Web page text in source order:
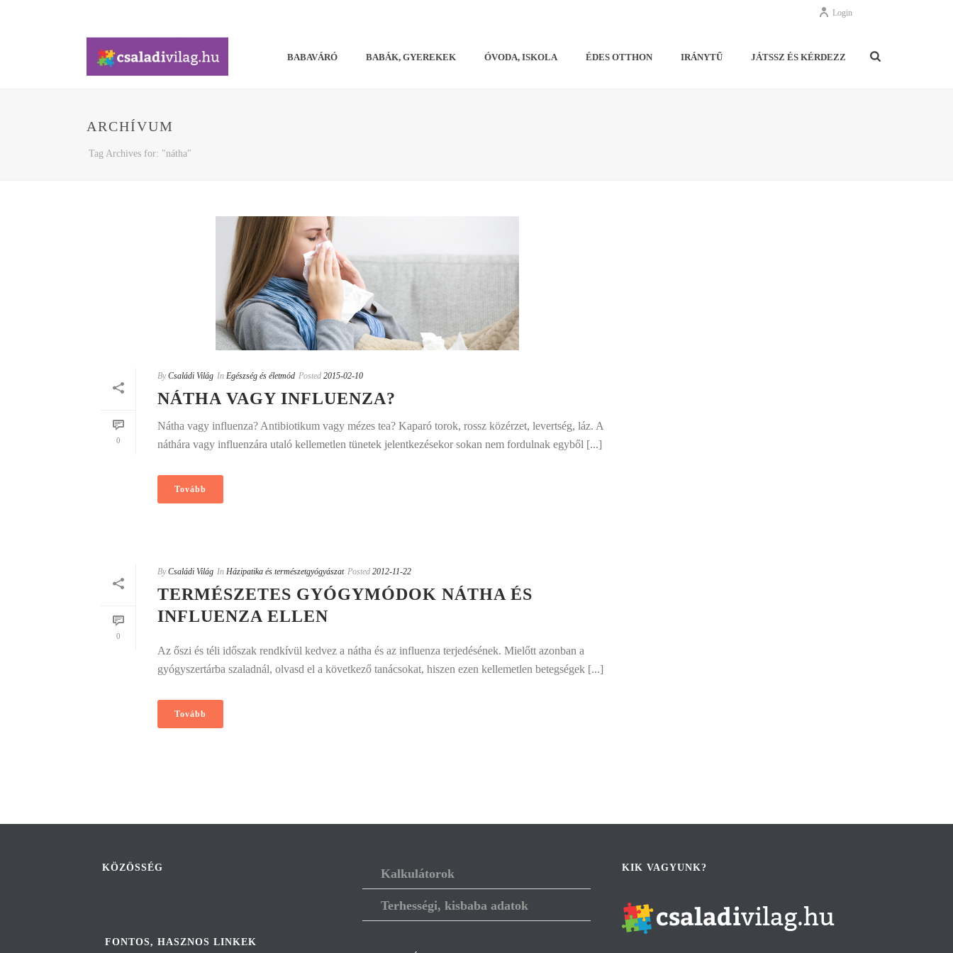
Login
BABAVÁRÓ BABÁK, GYEREKEK ÓVODA, ISKOLA ÉDES OTTHON IRÁNYTŰ JÁTSSZ ÉS KÉRDEZZ
ARCHÍVUM
Tag Archives for: "nátha"
0
By Családi Világ In Egészség és életmód Posted 2015-02-10
NÁTHA VAGY INFLUENZA?
Nátha vagy influenza? Antibiotikum vagy mézes tea? Kaparó torok, rossz közérzet, levertség, láz. A
náthára vagy influenzára utaló kellemetlen tünetek jelentkezésekor sokan nem fordulnak egyből [...]
Tovább
0
By Családi Világ In Házipatika és természetgyógyászat Posted 2012-11-22
TERMÉSZETES GYÓGYMÓDOK NÁTHA ÉS
INFLUENZA ELLEN
Az őszi és téli időszak rendkívül kedvez a nátha és az influenza terjedésének. Mielőtt azonban a
gyógyszertárba szaladnál, olvasd el a következő tanácsokat, hiszen ezen kellemetlen betegségek [...]
Tovább
KÖZÖSSÉG
FONTOS, HASZNOS LINKEK
Kalkulátorok
Terhességi, kisbaba adatok
KIK VAGYUNK?